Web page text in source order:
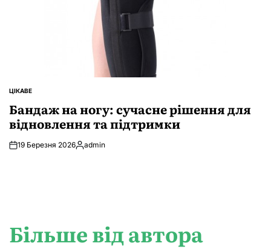
ОПУБЛІКУВАТИ
ЦІКАВЕ
Бандаж на ногу: сучасне рішення для
відновлення та підтримки
19 Березня 2026Опубліковано
admin
Більше від автора